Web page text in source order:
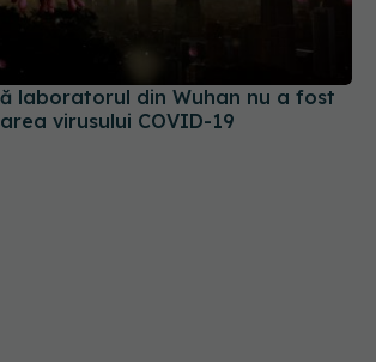
laboratorul din Wuhan nu a fost
virusului COVID-19